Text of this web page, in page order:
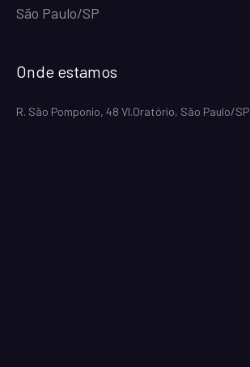
São Paulo/SP
Onde estamos
R. São Pomponio, 48 Vl.Oratório, São Paulo/SP